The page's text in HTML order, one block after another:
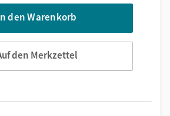
den Warenkorb
den Merkzettel